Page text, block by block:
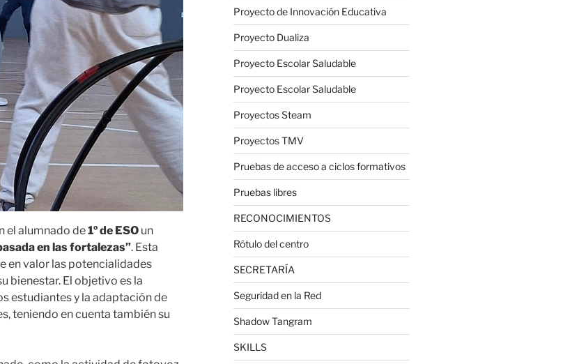
el alumnado de1º de ESO un
en las fortalezas”. Esta
en valor las potencialidades
bienestar. El objetivo es la
estudiantes y la adaptación de
teniendo en cuenta también su
Proyecto de Innovación Educativa
Proyecto Dualiza
Proyecto Escolar Saludable
Proyecto Escolar Saludable
Proyectos Steam
Proyectos TMV
Pruebas de acceso a ciclos formativos
Pruebas libres
RECONOCIMIENTOS
Rótulo del centro
SECRETARÍA
Seguridad en la Red
Shadow Tangram
SKILLS